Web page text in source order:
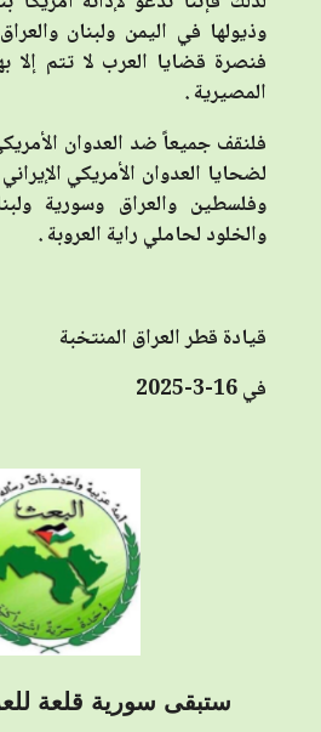
وذيولها في اليمن ولبنان
فنصرة قضايا العرب لا تتم
المصيرية .
فلنقف جميعاً ضد العدوان
لضحايا العدوان الأمريكي
وفلسطين والعراق وسورية
والخلود لحاملي راية العروبة .
قيادة قطر العراق المنتخبة
في 16-3-2025
ستبقى سورية قلعة